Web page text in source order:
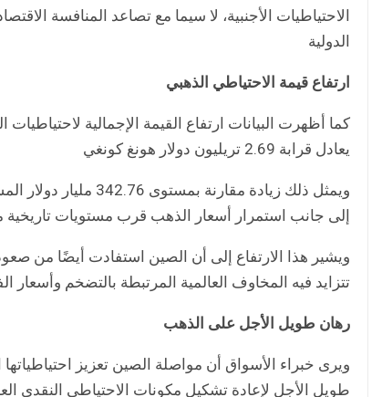
الاحتياطيات الأجنبية، لا سيما مع تصاعد المنافسة
الدولية
ارتفاع قيمة الاحتياطي الذهبي
يعادل قرابة 2.69 تريليون دولار هونغ كونغي
ويمثل ذلك زيادة
إلى جانب استمرار أسعار الذهب قرب مستويات تاريخية
ويشير هذا الارتفاع إلى أن الصين استفادت أيضًا من
تتزايد فيه المخاوف العالمية المرتبطة بالتضخم وأسعار
رهان طويل الأجل على الذهب
ويرى خبراء الأسواق أن مواصلة الصين تعزيز
طويل الأجل لإعادة تشكيل مكونات الاحتياطي النقدي